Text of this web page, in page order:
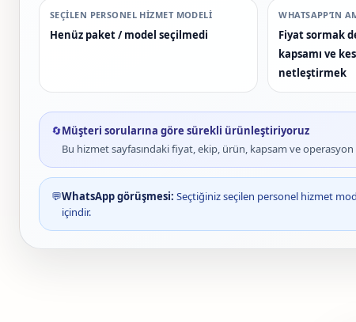
SEÇILEN PERSONEL HIZMET MODELI
Henüz paket / model seçilmedi
WHATSAPP’IN
Fiyat sormak
kapsamı ve
netleştirmek
🔄Müşteri sorularına göre sürekli ürünleştiriyoruz
Bu hizmet sayfasındaki fiyat, ekip, ürün, kapsam ve
💬WhatsApp görüşmesi: Seçtiğiniz seçilen personel hizmet
içindir.